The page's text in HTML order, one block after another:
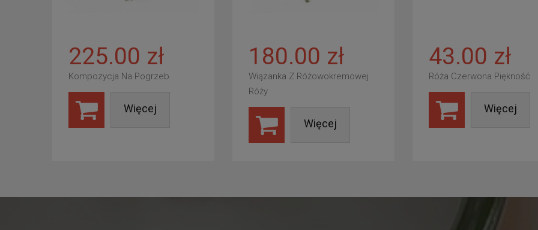
225.00 zł
Kompozycja Na Pogrzeb
Więcej
180.00 zł
Wiązanka Z Różowokremowej
Róży
Więcej
43.00 zł
Róża Czerwona Piękność
Więcej